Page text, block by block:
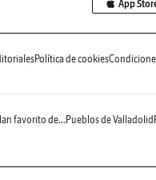
App
Política de cookies
favorito de... Pueblos de Valladolid